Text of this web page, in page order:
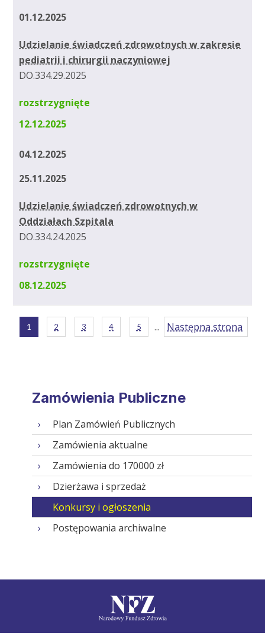
01.12.2025
Udzielanie świadczeń zdrowotnych w zakresie
pediatrii i chirurgii naczyniowej
DO.334.29.2025
rozstrzygnięte
12.12.2025
04.12.2025
25.11.2025
Udzielanie świadczeń zdrowotnych w
Oddziałach Szpitala
DO.334.24.2025
rozstrzygnięte
08.12.2025
1 2 3 4 5 ... Następna strona
Zamówienia Publiczne
Plan Zamówień Publicznych
Zamówienia aktualne
Zamówienia do 170000 zł
Dzierżawa i sprzedaż
Konkursy i ogłoszenia
Postępowania archiwalne